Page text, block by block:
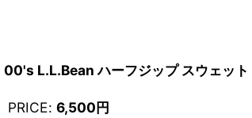
00's L.L.Bean ハーフジップ スウェット
PRICE: 6,500円